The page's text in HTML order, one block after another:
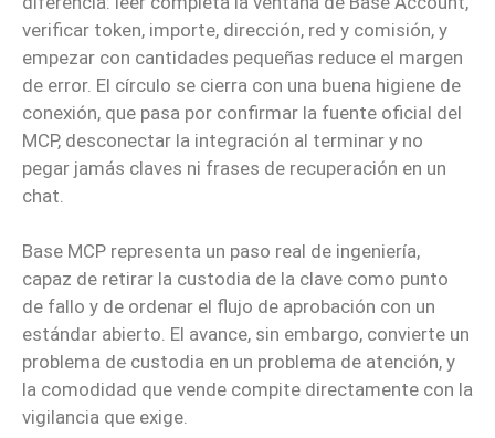
verificar token, importe, dirección, red y comisión, y
empezar con cantidades pequeñas reduce el margen
de error. El círculo se cierra con una buena higiene de
conexión, que pasa por confirmar la fuente oficial del
MCP, desconectar la integración al terminar y no
pegar jamás claves ni frases de recuperación en un
chat.
Base MCP representa un paso real de ingeniería,
capaz de retirar la custodia de la clave como punto
de fallo y de ordenar el flujo de aprobación con un
estándar abierto. El avance, sin embargo, convierte un
problema de custodia en un problema de atención, y
la comodidad que vende compite directamente con la
vigilancia que exige.